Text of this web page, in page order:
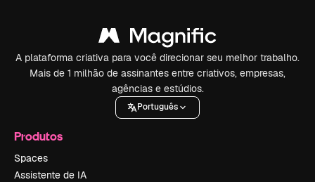
A plataforma criativa para você direcionar seu melhor trabalho.
Mais de 1 milhão de assinantes entre criativos, empresas,
agências e estúdios.
Português
Produtos
Spaces
Assistente de IA